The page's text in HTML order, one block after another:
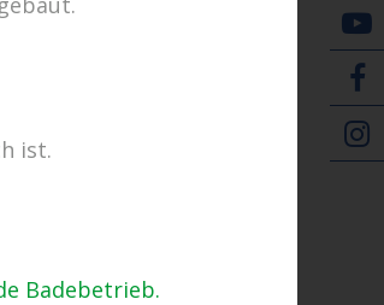
ist.
Badebetrieb.